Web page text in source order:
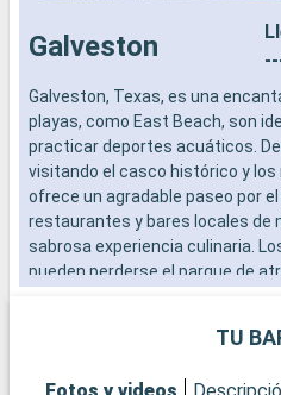
Galveston
Galveston, Texas, es una
playas, como East Beach, son
practicar deportes acuáticos.
visitando el casco histórico y los
ofrece un agradable paseo por
restaurantes y bares locales de
sabrosa experiencia culinaria.
pueden perderse el parque de
TU